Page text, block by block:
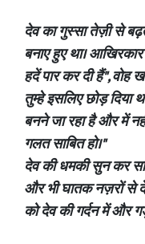
देव का गुस्सा तेज़ी से
बनाए हुए था।
हदें पार कर दी हैं", वोह
तुम्हे इसलिए छोड़ दिया
बनने जा रहा है और में
गलत साबित हो।"
देव की धमकी सुन कर
और भी घातक नज़रों से
को देव की गर्दन में और